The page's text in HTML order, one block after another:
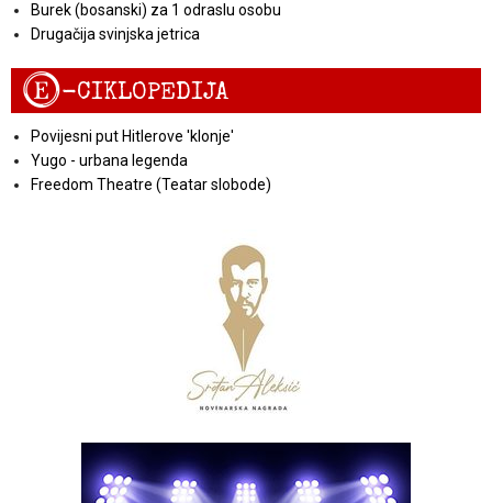
Burek (bosanski) za 1 odraslu osobu
Drugačija svinjska jetrica
E-CIKLOPEDIJA
Povijesni put Hitlerove 'klonje'
Yugo - urbana legenda
Freedom Theatre (Teatar slobode)